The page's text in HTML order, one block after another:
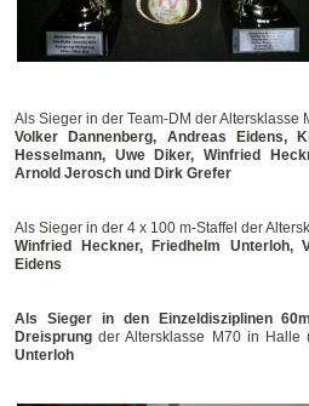
Als Sieger in der Team-DM der Altersklasse
Volker Dannenberg, Andreas Eidens,
Hesselmann, Uwe Diker, Winfried
Arnold Jerosch und Dirk Grefer
Als Sieger in der 4 x 100 m-Staffel der
Winfried Heckner, Friedhelm Unterloh,
Eidens
Als Sieger in den Einzeldisziplinen
Dreisprungder Altersklasse M70 in Halle
Unterloh